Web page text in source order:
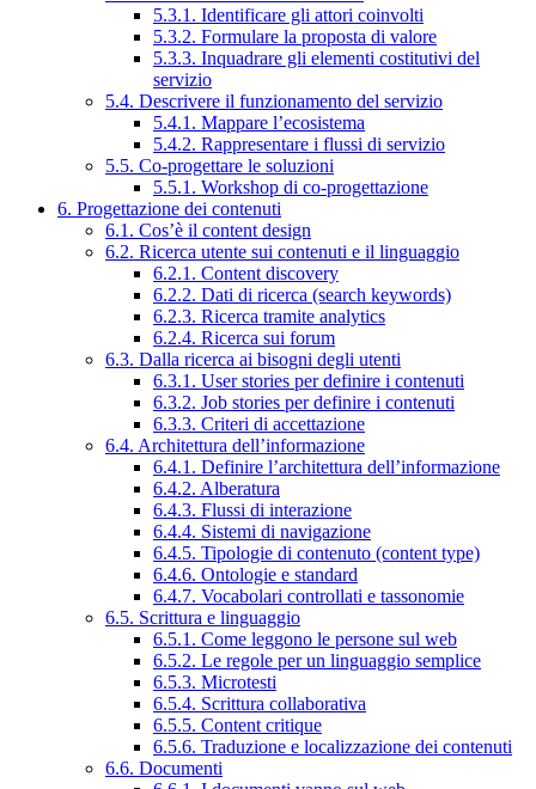
5.3.1. Identificare gli attori coinvolti
5.3.2. Formulare la proposta di valore
5.3.3. Inquadrare gli elementi costitutivi del
servizio
5.4. Descrivere il funzionamento del servizio
5.4.1. Mappare l’ecosistema
5.4.2. Rappresentare i flussi di servizio
5.5. Co-progettare le soluzioni
5.5.1. Workshop di co-progettazione
6. Progettazione dei contenuti
6.1. Cos’è il content design
6.2. Ricerca utente sui contenuti e il linguaggio
6.2.1. Content discovery
6.2.2. Dati di ricerca (search keywords)
6.2.3. Ricerca tramite analytics
6.2.4. Ricerca sui forum
6.3. Dalla ricerca ai bisogni degli utenti
6.3.1. User stories per definire i contenuti
6.3.2. Job stories per definire i contenuti
6.3.3. Criteri di accettazione
6.4. Architettura dell’informazione
6.4.1. Definire l’architettura dell’informazione
6.4.2. Alberatura
6.4.3. Flussi di interazione
6.4.4. Sistemi di navigazione
6.4.5. Tipologie di contenuto (content type)
6.4.6. Ontologie e standard
6.4.7. Vocabolari controllati e tassonomie
6.5. Scrittura e linguaggio
6.5.1. Come leggono le persone sul web
6.5.2. Le regole per un linguaggio semplice
6.5.3. Microtesti
6.5.4. Scrittura collaborativa
6.5.5. Content critique
6.5.6. Traduzione e localizzazione dei contenuti
6.6. Documenti